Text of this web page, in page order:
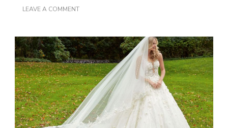
LEAVE A COMMENTON
DE
MIREASA
DOAR
LA
AVANGARDE
BRIDES